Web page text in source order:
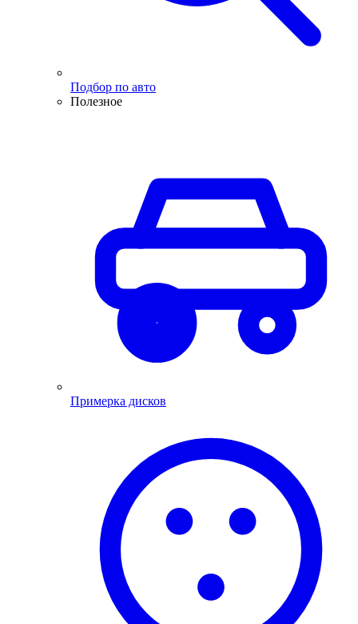
Подбор по авто
Полезное
Примерка дисков